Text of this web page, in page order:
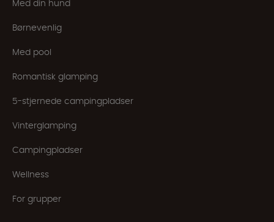
Med din hund
Børnevenlig
Med pool
Romantisk glamping
5-stjernede campingpladser
Vinterglamping
Campingpladser
Wellness
For grupper